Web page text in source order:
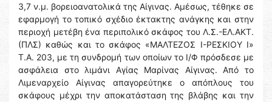
3,7 ν.μ. βορειοανατολικά της Αίγινας. Αμέσως, τέθηκε σε
εφαρμογή το τοπικό σχέδιο έκτακτης ανάγκης και στην
περιοχή μετέβη ένα περιπολικό σκάφος του Λ.Σ.-ΕΛ.ΑΚΤ.
(ΠΛΣ) καθώς και το σκάφος «ΜΑΛΤΕΖΟΣ Ι-ΡΕΣΚΙΟΥ Ι»
Τ.Α. 203, με τη συνδρομή των οποίων το Ι/Φ πρόσδεσε με
ασφάλεια στο λιμάνι Αγίας Μαρίνας Αίγινας. Από το
Λιμεναρχείο Αίγινας απαγορεύτηκε ο απόπλους του
σκάφους μέχρι την αποκατάσταση της βλάβης και την